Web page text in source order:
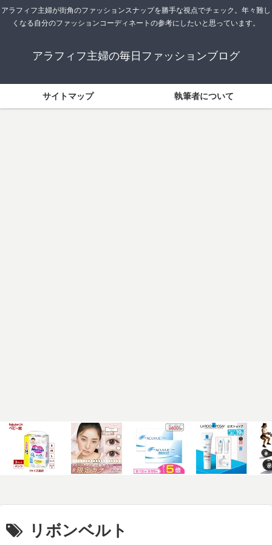
アラフィフ主婦が街角のファッションスナップを勝手な視点でチェック。年々難し
くなる自分のファッションコーディネートの参考にしたいと思っています。
アラフィフ主婦の毎日ファッションブログ
サイトマップ 執筆者について
リボンベルト